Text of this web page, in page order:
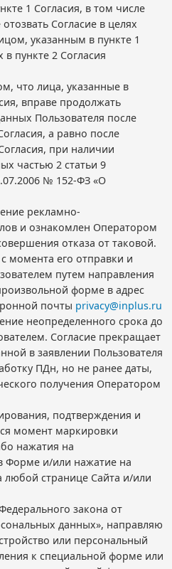
1 Согласия, в том числе
Согласие в целях
указанным в пункте 1
пункте 2 Согласия
что лица, указанные в
вправе продолжать
Пользователя после
а равно после
при наличии
частью 2 статьи 9
№ 152-ФЗ «О
рекламно-
и ознакомлен Оператором
отказа от таковой.
с момента его отправки и
путем направления
форме в адрес
почты privacy@inplus.ru
неопределенного срока до
Согласие прекращает
в заявлении Пользователя
ПДн, но не ранее даты,
получения Оператором
подтверждения и
момент маркировки
нажатия на
Форме и/или нажатие на
странице Сайта и/или
закона от
данных», направляю
или персональный
к специальной форме или